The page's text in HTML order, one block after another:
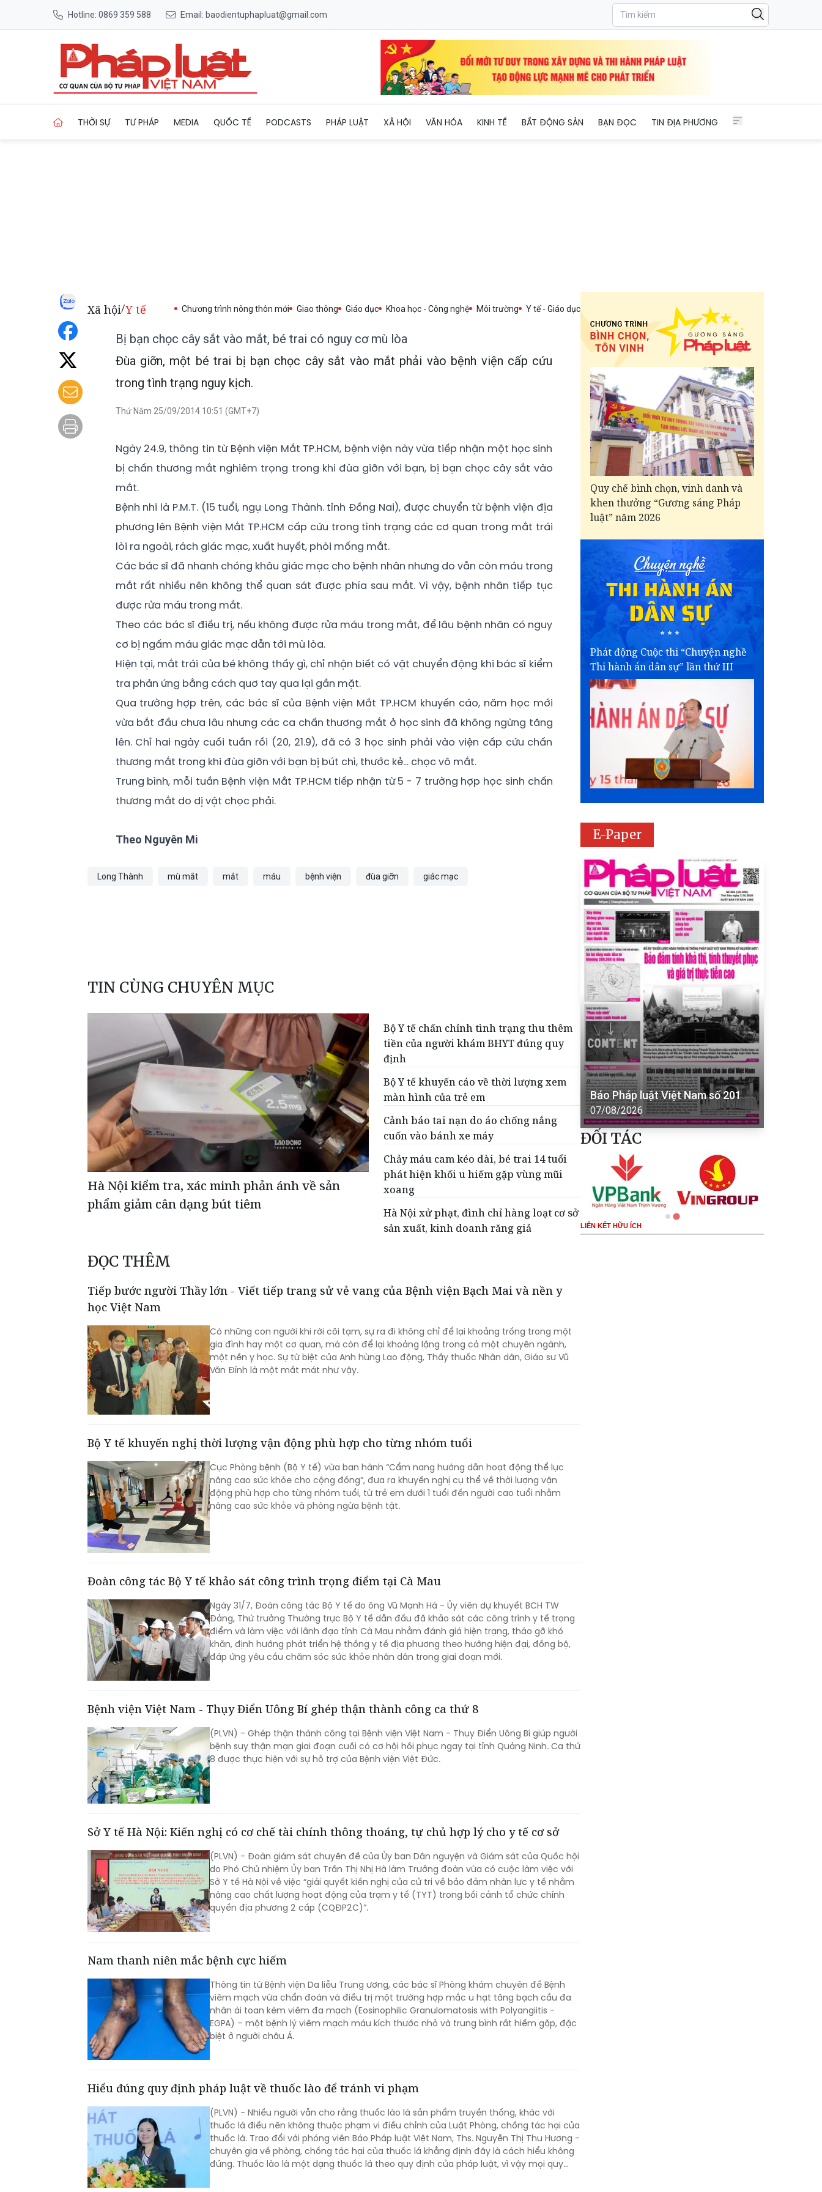
Hotline: 0869 359 588 Email: baodientuphapluat@gmail.com
THỜI SỰ TƯ PHÁP MEDIA QUỐC TẾ PODCASTS PHÁP LUẬT XÃ HỘI VĂN HÓA KINH TẾ BẤT ĐỘNG SẢN BẠN ĐỌC TIN ĐỊA PHƯƠNG
Xã hội/Y tế Chương trình nông thôn mới Giao thông Giáo dục Khoa học - Công nghệ Môi trường Y tế - Giáo dục
Bị bạn chọc cây sắt vào mắt, bé trai có nguy cơ mù lòa
Đùa giỡn, một bé trai bị bạn chọc cây sắt vào mắt phải vào bệnh viện cấp cứu
trong tình trạng nguy kịch.
Thứ Năm 25/09/2014 10:51 (GMT+7)
Ngày 24.9, thông tin từ Bệnh viện Mắt TP.HCM, bệnh viện này vừa tiếp nhận một học sinh
bị chấn thương mắt nghiêm trọng trong khi đùa giỡn với bạn, bị bạn chọc cây sắt vào
mắt.
Bệnh nhi là P.M.T. (15 tuổi, ngụ Long Thành. tỉnh Đồng Nai), được chuyển từ bệnh viện địa
phương lên Bệnh viện Mắt TP.HCM cấp cứu trong tình trạng các cơ quan trong mắt trái
lòi ra ngoài, rách giác mạc, xuất huyết, phòi mống mắt.
Các bác sĩ đã nhanh chóng khâu giác mạc cho bệnh nhân nhưng do vẫn còn máu trong
mắt rất nhiều nên không thể quan sát được phía sau mắt. Vì vậy, bệnh nhân tiếp tục
được rửa máu trong mắt.
Theo các bác sĩ điều trị, nếu không được rửa máu trong mắt, để lâu bệnh nhân có nguy
cơ bị ngấm máu giác mạc dẫn tới mù lòa.
Hiện tại, mắt trái của bé không thấy gì, chỉ nhận biết có vật chuyển động khi bác sĩ kiểm
tra phản ứng bằng cách quơ tay qua lại gần mặt.
Qua trường hợp trên, các bác sĩ của Bệnh viện Mắt TP.HCM khuyến cáo, năm học mới
vừa bắt đầu chưa lâu nhưng các ca chấn thương mắt ở học sinh đã không ngừng tăng
lên. Chỉ hai ngày cuối tuần rồi (20, 21.9), đã có 3 học sinh phải vào viện cấp cứu chấn
thương mắt trong khi đùa giỡn với bạn bị bút chì, thước kẻ… chọc vô mắt.
Trung bình, mỗi tuần Bệnh viện Mắt TP.HCM tiếp nhận từ 5 - 7 trường hợp học sinh chấn
thương mắt do dị vật chọc phải.
Theo Nguyên Mi
Long Thành mù mắt mắt máu bệnh viện đùa giỡn giác mạc
TIN CÙNG CHUYÊN MỤC
Hà Nội kiểm tra, xác minh phản ánh về sản
phẩm giảm cân dạng bút tiêm
Bộ Y tế chấn chỉnh tình trạng thu thêm
tiền của người khám BHYT đúng quy
định
Bộ Y tế khuyến cáo về thời lượng xem
màn hình của trẻ em
Cảnh báo tai nạn do áo chống nắng
cuốn vào bánh xe máy
Chảy máu cam kéo dài, bé trai 14 tuổi
phát hiện khối u hiếm gặp vùng mũi
xoang
Hà Nội xử phạt, đình chỉ hàng loạt cơ sở
sản xuất, kinh doanh răng giả
ĐỌC THÊM
Tiếp bước người Thầy lớn - Viết tiếp trang sử vẻ vang của Bệnh viện Bạch Mai và nền y
học Việt Nam
Có những con người khi rời cõi tạm, sự ra đi không chỉ để lại khoảng trống trong một
gia đình hay một cơ quan, mà còn để lại khoảng lặng trong cả một chuyên ngành,
một nền y học. Sự từ biệt của Anh hùng Lao động, Thầy thuốc Nhân dân, Giáo sư Vũ
Văn Đính là một mất mát như vậy.
Bộ Y tế khuyến nghị thời lượng vận động phù hợp cho từng nhóm tuổi
Cục Phòng bệnh (Bộ Y tế) vừa ban hành “Cẩm nang hướng dẫn hoạt động thể lực
nâng cao sức khỏe cho cộng đồng”, đưa ra khuyến nghị cụ thể về thời lượng vận
động phù hợp cho từng nhóm tuổi, từ trẻ em dưới 1 tuổi đến người cao tuổi nhằm
nâng cao sức khỏe và phòng ngừa bệnh tật.
Đoàn công tác Bộ Y tế khảo sát công trình trọng điểm tại Cà Mau
Ngày 31/7, Đoàn công tác Bộ Y tế do ông Vũ Mạnh Hà - Ủy viên dự khuyết BCH TW
Đảng, Thứ trưởng Thường trực Bộ Y tế dẫn đầu đã khảo sát các công trình y tế trọng
điểm và làm việc với lãnh đạo tỉnh Cà Mau nhằm đánh giá hiện trạng, tháo gỡ khó
khăn, định hướng phát triển hệ thống y tế địa phương theo hướng hiện đại, đồng bộ,
đáp ứng yêu cầu chăm sóc sức khỏe nhân dân trong giai đoạn mới.
Bệnh viện Việt Nam - Thụy Điển Uông Bí ghép thận thành công ca thứ 8
(PLVN) - Ghép thận thành công tại Bệnh viện Việt Nam - Thụy Điển Uông Bí giúp người
bệnh suy thận mạn giai đoạn cuối có cơ hội hồi phục ngay tại tỉnh Quảng Ninh. Ca thứ
8 được thực hiện với sự hỗ trợ của Bệnh viện Việt Đức.
Sở Y tế Hà Nội: Kiến nghị có cơ chế tài chính thông thoáng, tự chủ hợp lý cho y tế cơ sở
(PLVN) - Đoàn giám sát chuyên đề của Ủy ban Dân nguyện và Giám sát của Quốc hội
do Phó Chủ nhiệm Ủy ban Trần Thị Nhị Hà làm Trưởng đoàn vừa có cuộc làm việc với
Sở Y tế Hà Nội về việc “giải quyết kiến nghị của cử tri về bảo đảm nhân lực y tế nhằm
nâng cao chất lượng hoạt động của trạm y tế (TYT) trong bối cảnh tổ chức chính
quyền địa phương 2 cấp (CQĐP2C)”.
Nam thanh niên mắc bệnh cực hiếm
Thông tin từ Bệnh viện Da liễu Trung ương, các bác sĩ Phòng khám chuyên đề Bệnh
viêm mạch vừa chẩn đoán và điều trị một trường hợp mắc u hạt tăng bạch cầu đa
nhân ái toan kèm viêm đa mạch (Eosinophilic Granulomatosis with Polyangiitis -
EGPA) – một bệnh lý viêm mạch máu kích thước nhỏ và trung bình rất hiếm gặp, đặc
biệt ở người châu Á.
Hiểu đúng quy định pháp luật về thuốc lào để tránh vi phạm
(PLVN) - Nhiều người vẫn cho rằng thuốc lào là sản phẩm truyền thống, khác với
thuốc lá điếu nên không thuộc phạm vi điều chỉnh của Luật Phòng, chống tác hại của
thuốc lá. Trao đổi với phóng viên Báo Pháp luật Việt Nam, Ths. Nguyễn Thị Thu Hương -
chuyên gia về phòng, chống tác hại của thuốc lá khẳng định đây là cách hiểu không
đúng. Thuốc lào là một dạng thuốc lá theo quy định của pháp luật, vì vậy mọi quy
Quy chế bình chọn, vinh danh và
khen thưởng “Gương sáng Pháp
luật” năm 2026
Phát động Cuộc thi “Chuyện nghề
Thi hành án dân sự” lần thứ III
E-Paper
Báo Pháp luật Việt Nam số 201
07/08/2026
ĐỐI TÁC
LIÊN KẾT HỮU ÍCH